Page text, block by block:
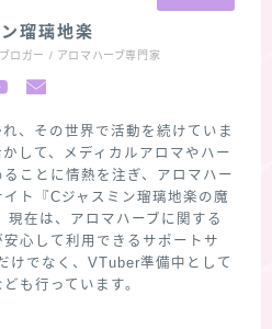
瑠璃地楽
ロガー / アロマハーブ専門家
、その世界で活動を続けていま
して、メディカルアロマやハー
ことに情熱を注ぎ、アロマハー
ト『Cジャスミン瑠璃地楽の魔
現在は、アロマハーブに関する
心して利用できるサポートサ
けでなく、VTuber準備中として
も行っています。